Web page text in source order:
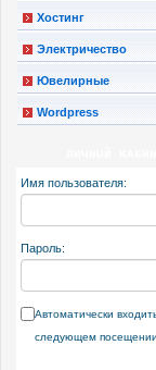
Хостинг
Электричество
Ювелирные
Wordpress
Имя пользователя:
Пароль:
Автоматически
следующем посещении